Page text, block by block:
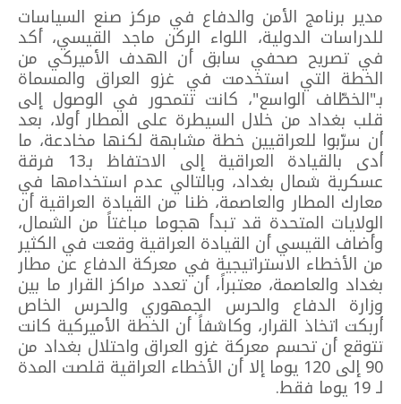
مدير برنامج الأمن والدفاع في مركز صنع السياسات
للدراسات الدولية، اللواء الركن ماجد القيسي، أكد
في تصريح صحفي سابق أن الهدف الأميركي من
الخطة التي استخدمت في غزو العراق والمسماة
بـ"الخطّاف الواسع"، كانت تتمحور في الوصول إلى
قلب بغداد من خلال السيطرة على المطار أولا، بعد
أن سرّبوا للعراقيين خطة مشابهة لكنها مخادعة، ما
أدى بالقيادة العراقية إلى الاحتفاظ بـ13 فرقة
عسكرية شمال بغداد، وبالتالي عدم استخدامها في
معارك المطار والعاصمة، ظنا من القيادة العراقية أن
الولايات المتحدة قد تبدأ هجوما مباغتاً من الشمال،
وأضاف القيسي أن القيادة العراقية وقعت في الكثير
من الأخطاء الاستراتيجية في معركة الدفاع عن مطار
بغداد والعاصمة، معتبراً، أن تعدد مراكز القرار ما بين
وزارة الدفاع والحرس الجمهوري والحرس الخاص
أربكت اتخاذ القرار، وكاشفاً أن الخطة الأميركية كانت
تتوقع أن تحسم معركة غزو العراق واحتلال بغداد من
90 إلى 120 يوما إلا أن الأخطاء العراقية قلصت المدة
لـ 19 يوما فقط.